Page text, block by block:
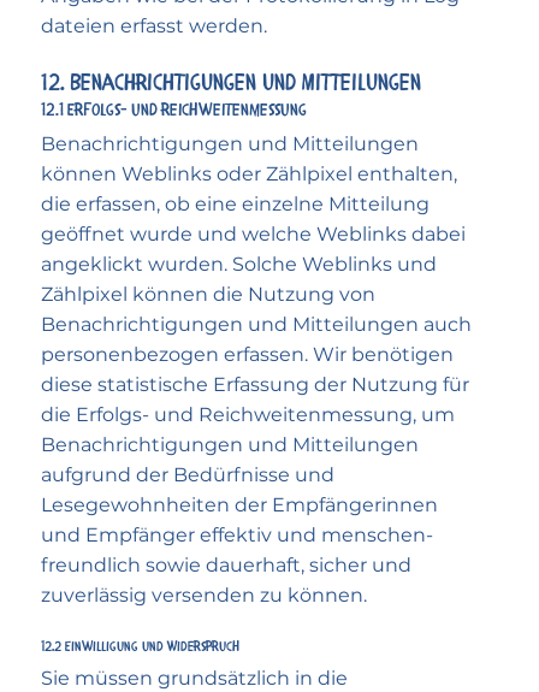
dateien erfasst werden.
12. Benach­richti­gungen und Mit­teilungen
12.1 Erfolgs- und Reichweiten­messung
Benachrichtigungen und Mitteilungen
können Weblinks oder Zählpixel enthalten,
die erfassen, ob eine einzelne Mitteilung
geöffnet wurde und welche Weblinks dabei
angeklickt wurden. Solche Weblinks und
Zählpixel können die Nutzung von
Benachrichtigungen und Mitteilungen auch
personenbezogen erfassen. Wir benötigen
diese statistische Erfassung der Nutzung für
die Erfolgs- und Reichweitenmessung, um
Benachrichtigungen und Mitteilungen
aufgrund der Bedürfnisse und
Lesegewohnheiten der Empfängerinnen
und Empfänger effektiv und menschen­
freundlich sowie dauerhaft, sicher und
zuverlässig versenden zu können.
12.2 Einwilligung und Wider­spruch
Sie müssen grundsätzlich in die